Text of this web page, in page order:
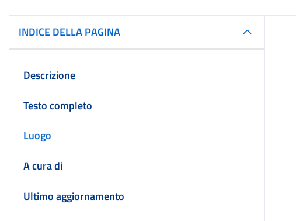
INDICE DELLA PAGINA
Descrizione
Testo completo
Luogo
A cura di
Ultimo aggiornamento